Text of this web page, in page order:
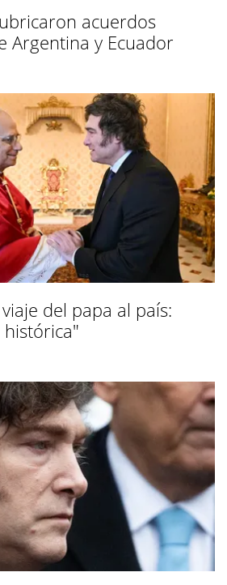
acuerdos
Argentina y Ecuador
del papa al país:
histórica"